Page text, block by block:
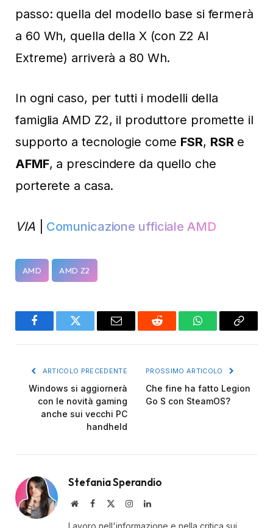
passo: quella del modello base si fermerà
a 60 Wh, quella della X (con Z2 AI
Extreme) arriverà a 80 Wh.
In ogni caso, per tutti i modelli della
famiglia AMD Z2, il produttore promette il
supporto a tecnologie come FSR, RSRe
AFMF, a prescindere da quello che
porterete a casa.
VIA Comunicazione ufficiale AMD
AMD AMD Z2
FacebookTwitter Email Reddit WhatsAppCopy
ARTICOLO PRECEDENTE
Windows si aggiornerà
con le novità gaming
anche sui vecchi PC
handheld
PROSSIMO ARTICOLO
Che fine ha fatto Legion
Go S con SteamOS?
Stefania Sperandio
WebsiteFacebook InstagramLinkedIn